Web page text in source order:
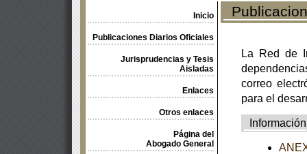
Inicio
Publicaciones Diarios Oficiales
Jurisprudencias y Tesis
Aisladas
Enlaces
Otros enlaces
Página del
Abogado General
La Red de
correo
para el
Información